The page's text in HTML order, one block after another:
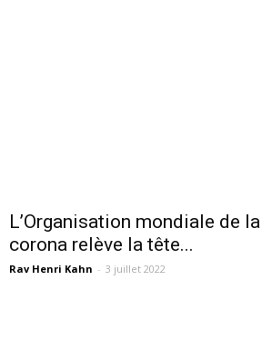
L’Organisation mondiale de
corona relève la tête...
Rav Henri Kahn - 3 juillet 2022